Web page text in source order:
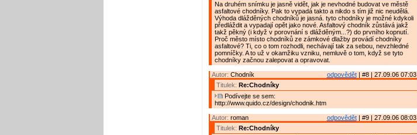
Na druhém snímku je jasně vidět, jak je nevhodné budovat ve městě
asfaltové chodníky. Pak to vypadá takto a nikdo s tím již nic neudělá.
Výhoda dlážděných chodníků je jasná. tyto chodníky je možné kdykoli
předláždit a vypadají opět jako nové. Asfaltový chodník zůstává jakž
takž pěkný (i když v porovnání s dlážděným...?) do prvního kopnutí.
Proč město místo chodníků ze zámkové dlažby provádí chodníky
asfaltové? Ti, co o tom rozhodli, nechávají tak za sebou, nevzhledné
pomníčky. A to už v okamžiku vzniku, nemluvě o tom, když se tyto
chodníky začnou zalepovat a opravovat.
odpovědět| #8 | 27.09.06 07:03
Autor: Chodník
Titulek: Re:Chodníky
Podívejte se sem:
http://www.quido.cz/design/chodnik.htm
odpovědět| #9 | 27.09.06 08:03
Autor: roman
Titulek: Re:Chodníky